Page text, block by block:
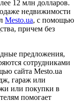
12 млн долларов.
недвижимости
Mesto.ua, с помощью
причем без
предложения,
сотрудниками
сайта Mesto.ua
гараж или
или покупки в
помогает